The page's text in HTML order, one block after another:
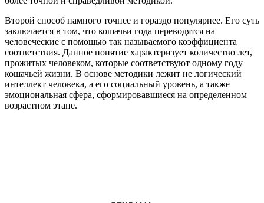
Второй способ намного точнее и гораздо популярнее. Его суть
заключается в том, что кошачьи года переводятся на
человеческие с помощью так называемого коэффициента
соответствия. Данное понятие характеризует количество лет,
прожитых человеком, которые соответствуют одному году
кошачьей жизни. В основе методики лежит не логический
интеллект человека, а его социальный уровень, а также
эмоциональная сфера, сформировавшиеся на определенном
возрастном этапе.